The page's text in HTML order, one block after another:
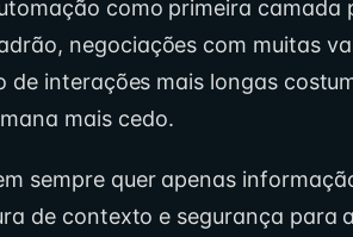
como primeira camada
negociações com muitas
de interações mais longas
mais cedo.
sempre quer apenas
de contexto e segurança para